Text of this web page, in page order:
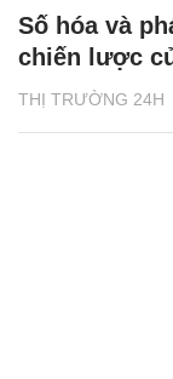
THỊ TRƯỜNG 24H
Số hóa và
chiến lược